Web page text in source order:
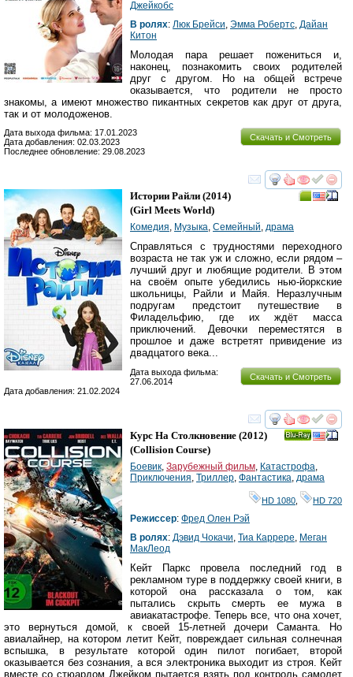
Джейкобс
В ролях: Люк Брейси Эмма Робертс Дайан
Китон
Молодая пара решает пожениться и,
наконец, познакомить своих родителей
друг с другом. Но на общей встрече
оказывается, что родители не просто
знакомы, а имеют множество пикантных секретов как друг от друга,
так и от молодоженов.
Скачать и Смотреть
Дата выхода фильма: 17.01.2023
Дата добавления: 02.03.2023
Последнее обновление: 29.08.2023
смотреть
Истории Райли (2014)
(Girl Meets World)
Комедия, Музыка, Семейный, драма
Справляться с трудностями переходного
возраста не так уж и сложно, если рядом –
лучший друг и любящие родители. В этом
на своём опыте убедились нью-йоркские
школьницы, Райли и Майя. Неразлучным
подругам предстоит путешествие в
Филадельфию, где их ждёт масса
приключений. Девочки переместятся в
прошлое и даже встретят привидение из
двадцатого века...
Скачать и Смотреть
Дата выхода фильма:
27.06.2014
Дата добавления: 21.02.2024
смотреть
Курс На Столкновение (2012)
(Collision Course)
Боевик, Зарубежный фильм, Катастрофа,
Приключения, Триллер, Фантастика, драма
HD 1080 HD 720
Режиссер: Фред Олен Рэй
В ролях: Дэвид Чокачи, Тиа Каррере, Меган
МакЛеод
Кейт Паркс провела последний год в
рекламном туре в поддержку своей книги, в
которой она рассказала о том, как
пытались скрыть смерть ее мужа в
авиакатастрофе. Теперь все, что она хочет,
это вернуться домой, к своей 15-летней дочери Саманта. Но
авиалайнер, на котором летит Кейт, повреждает сильная солнечная
вспышка, в результате которой один пилот погибает, второй
оказывается без сознания, а вся электроника выходит из строя. Кейт
вместе со стюардом Джейком пытается взять под контроль самолет